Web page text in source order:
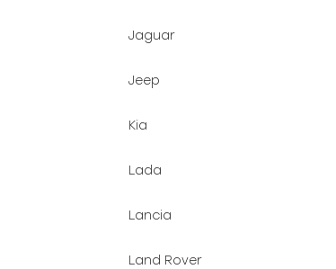
Jaguar
Jeep
Kia
Lada
Lancia
Land Rover